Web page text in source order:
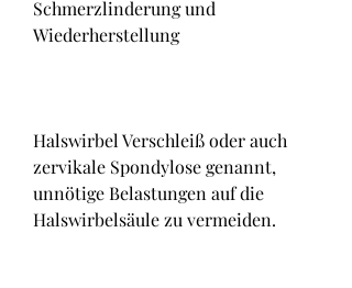
Schmerzlinderung und
Wiederherstellung
Halswirbel Verschleiß oder auch
zervikale Spondylose genannt,
unnötige Belastungen auf die
Halswirbelsäule zu vermeiden.